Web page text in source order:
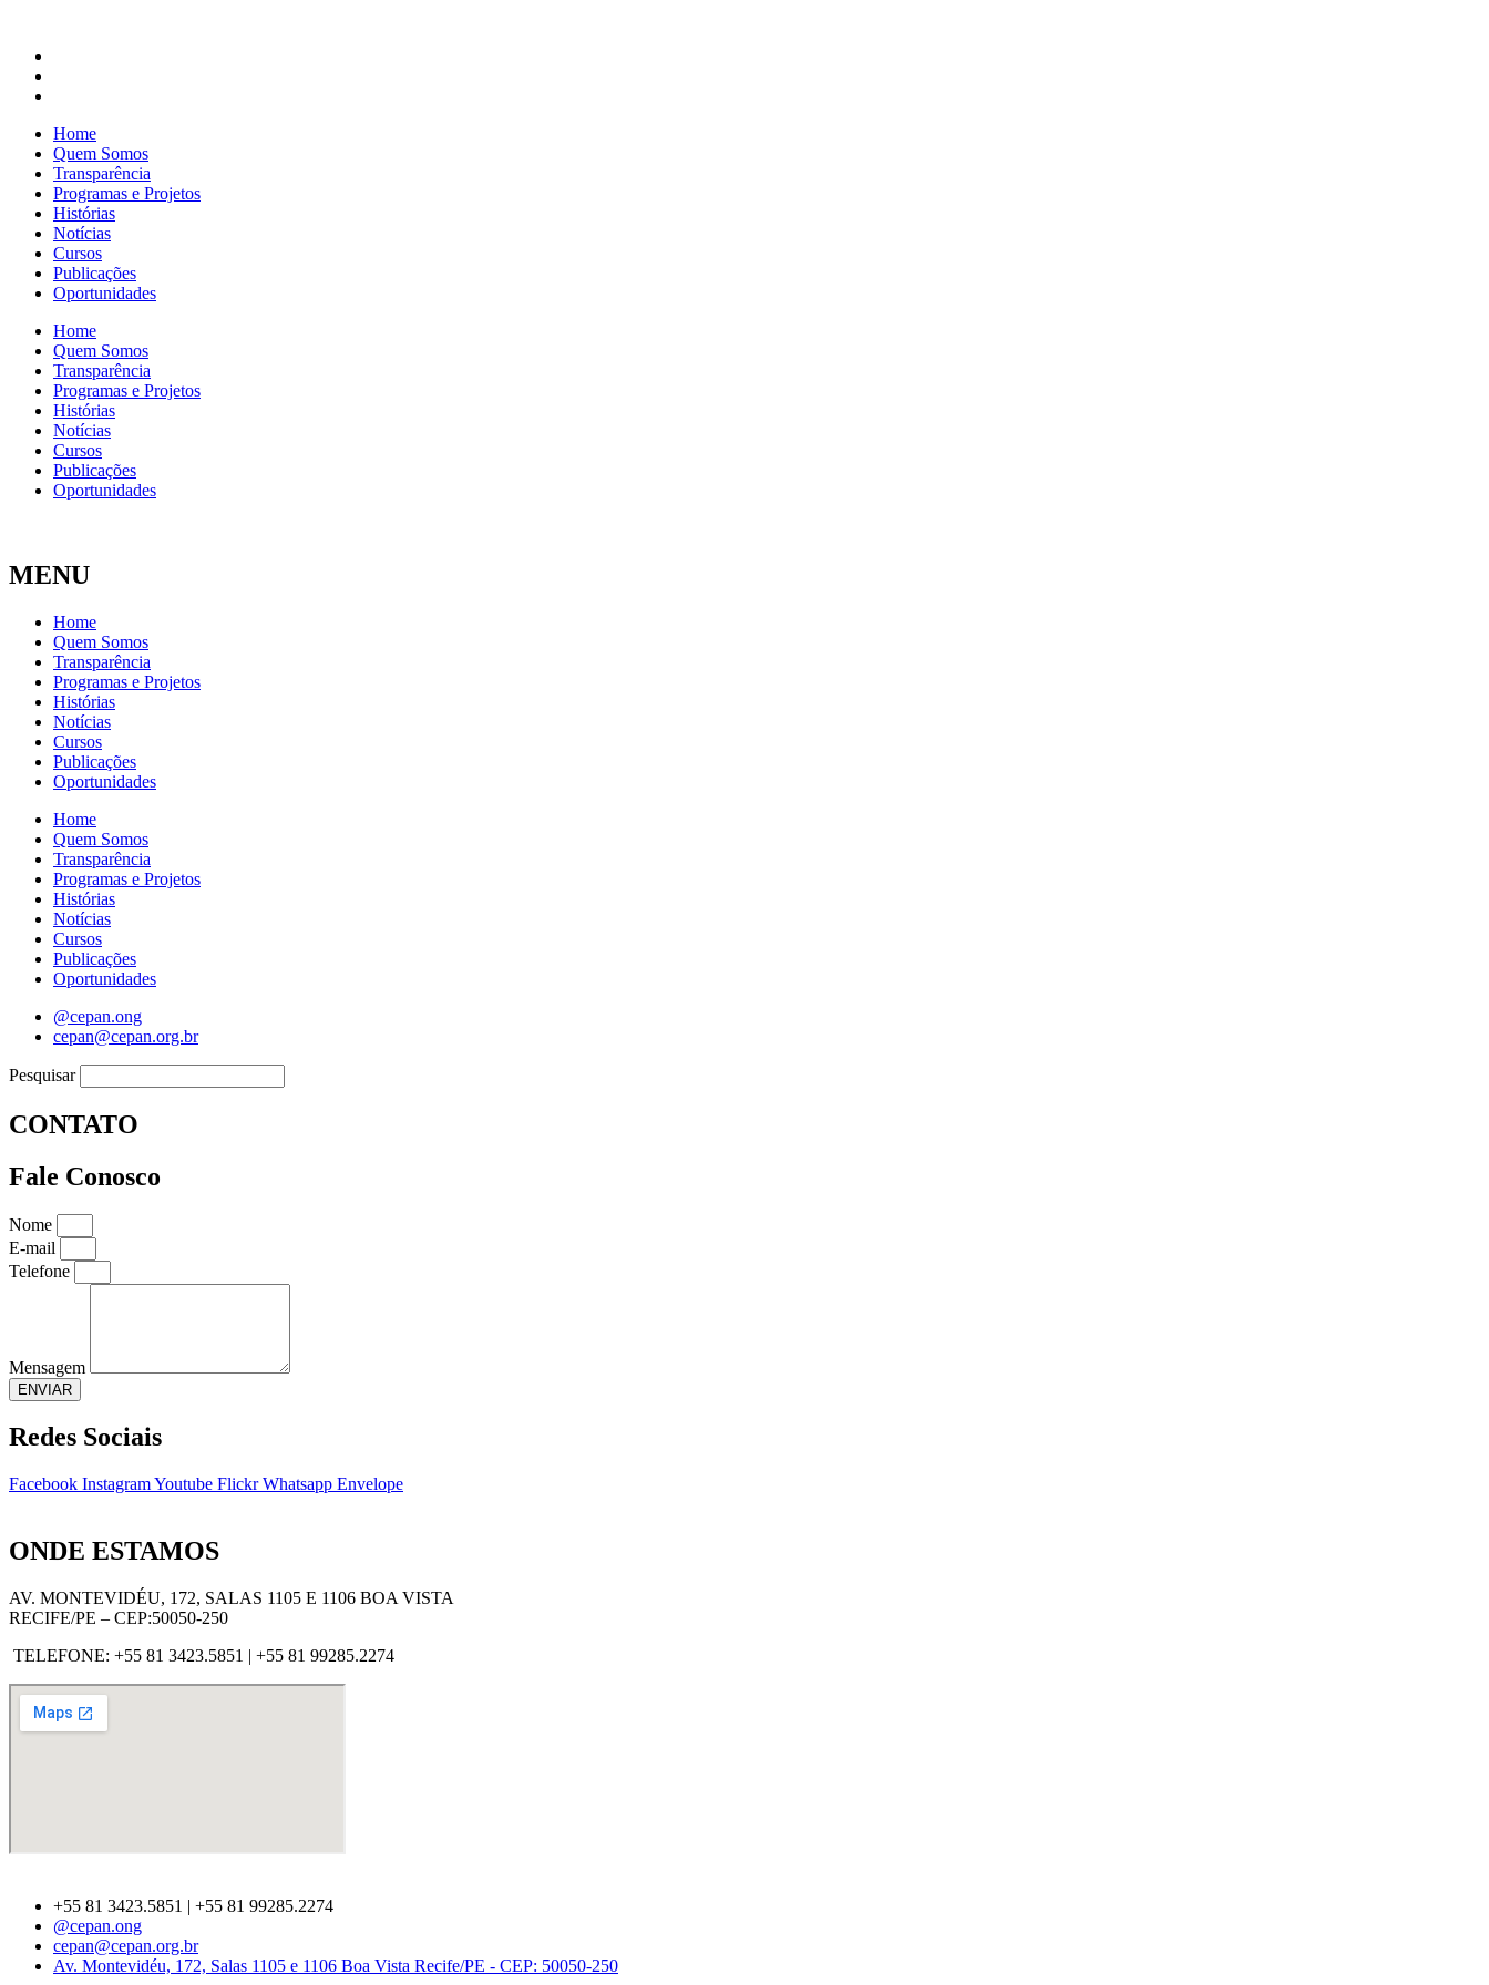
Home
Quem Somos
Transparência
Programas e Projetos
Histórias
Notícias
Cursos
Publicações
Oportunidades
Home
Quem Somos
Transparência
Programas e Projetos
Histórias
Notícias
Cursos
Publicações
Oportunidades
MENU
Home
Quem Somos
Transparência
Programas e Projetos
Histórias
Notícias
Cursos
Publicações
Oportunidades
Home
Quem Somos
Transparência
Programas e Projetos
Histórias
Notícias
Cursos
Publicações
Oportunidades
@cepan.ong
cepan@cepan.org.br
Pesquisar
CONTATO
Fale Conosco
Nome
E-mail
Telefone
Mensagem
ENVIAR
Redes Sociais
Facebook InstagramYoutube Flickr Whatsapp Envelope
ONDE ESTAMOS
AV. MONTEVIDÉU, 172, SALAS 1105 E 1106 BOA VISTA
RECIFE/PE – CEP:50050-250
TELEFONE: +55 81 3423.5851 | +55 81 99285.2274
+55 81 3423.5851 | +55 81 99285.2274
@cepan.ong
cepan@cepan.org.br
Av. Montevidéu, 172, Salas 1105 e 1106 Boa Vista Recife/PE - CEP: 50050-250